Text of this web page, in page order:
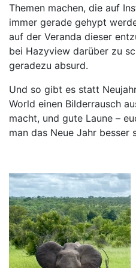
Themen machen, die auf
immer gerade gehypt
auf der Veranda dieser
bei Hazyview darüber zu
geradezu absurd.
Und so gibt es statt
World einen Bilderrausch
macht, und gute Laune –
man das Neue Jahr besser